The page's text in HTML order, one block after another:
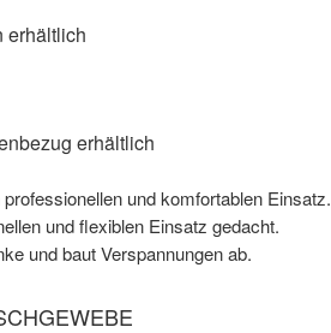
erhältlich
erhältlich
und komfortablen Einsatz.
und flexiblen Einsatz gedacht.
und baut Verspannungen ab.